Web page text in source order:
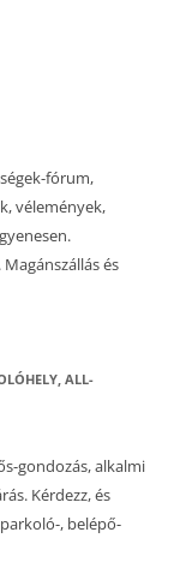
fórum,
vélemények,
és
ALL-
gondozás, alkalmi
Kérdezz, és
, belépő-